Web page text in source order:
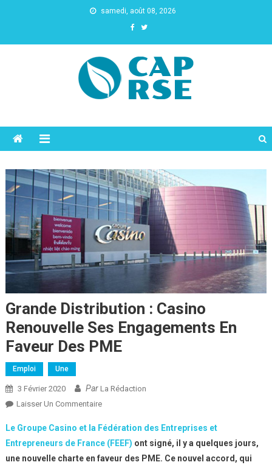
samedi, août 08, 2026
Grande Distribution : Casino
Renouvelle Ses Engagements En
Faveur Des PME
Emploi Une
3 Février 2020 Par La Rédaction
Laisser Un CommentaireSur
Distribution :
Casino
Renouvelle
Le Groupe Casino et la Fédération des Entreprises et
Entrepreneurs de France (FEEF) ont signé, il y a quelques jours,
une nouvelle charte en faveur des PME. Ce nouvel accord, qui